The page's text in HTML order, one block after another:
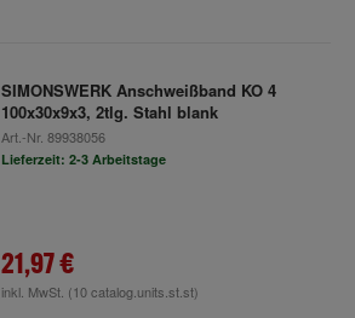
SIMONSWERK Anschweißband KO 4
100x30x9x3, 2tlg. Stahl blank
Art.-Nr. 89938056
Lieferzeit: 2-3 Arbeitstage
21,97 €
inkl. MwSt. (10 catalog.units.st.st)